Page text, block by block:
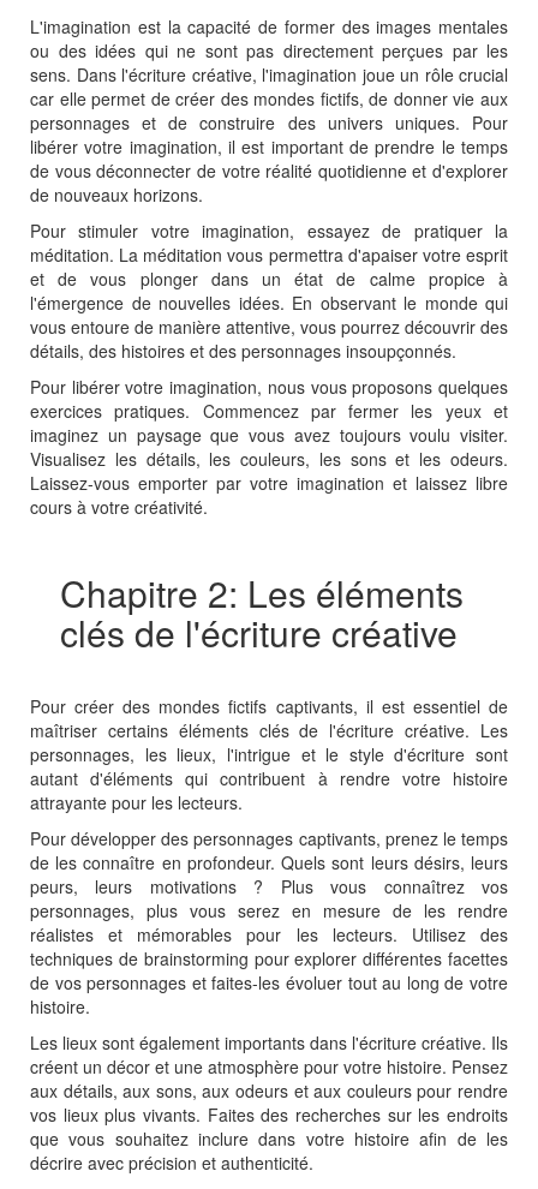
L'imagination est la capacité de former des images mentales
ou des idées qui ne sont pas directement perçues par les
sens. Dans l'écriture créative, l'imagination joue un rôle crucial
car elle permet de créer des mondes fictifs, de donner vie aux
personnages et de construire des univers uniques. Pour
libérer votre imagination, il est important de prendre le temps
de vous déconnecter de votre réalité quotidienne et d'explorer
de nouveaux horizons.
Pour stimuler votre imagination, essayez de pratiquer la
méditation. La méditation vous permettra d'apaiser votre esprit
et de vous plonger dans un état de calme propice à
l'émergence de nouvelles idées. En observant le monde qui
vous entoure de manière attentive, vous pourrez découvrir des
détails, des histoires et des personnages insoupçonnés.
Pour libérer votre imagination, nous vous proposons quelques
exercices pratiques. Commencez par fermer les yeux et
imaginez un paysage que vous avez toujours voulu visiter.
Visualisez les détails, les couleurs, les sons et les odeurs.
Laissez-vous emporter par votre imagination et laissez libre
cours à votre créativité.
Chapitre 2: Les éléments
clés de l'écriture créative
Pour créer des mondes fictifs captivants, il est essentiel de
maîtriser certains éléments clés de l'écriture créative. Les
personnages, les lieux, l'intrigue et le style d'écriture sont
autant d'éléments qui contribuent à rendre votre histoire
attrayante pour les lecteurs.
Pour développer des personnages captivants, prenez le temps
de les connaître en profondeur. Quels sont leurs désirs, leurs
peurs, leurs motivations ? Plus vous connaîtrez vos
personnages, plus vous serez en mesure de les rendre
réalistes et mémorables pour les lecteurs. Utilisez des
techniques de brainstorming pour explorer différentes facettes
de vos personnages et faites-les évoluer tout au long de votre
histoire.
Les lieux sont également importants dans l'écriture créative. Ils
créent un décor et une atmosphère pour votre histoire. Pensez
aux détails, aux sons, aux odeurs et aux couleurs pour rendre
vos lieux plus vivants. Faites des recherches sur les endroits
que vous souhaitez inclure dans votre histoire afin de les
décrire avec précision et authenticité.